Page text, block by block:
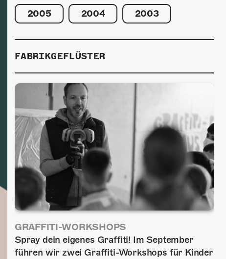
2005 2004 2003
FABRIKGEFLÜSTER
GRAFFITI-WORKSHOPS
Spray dein eigenes Graffiti! Im September
führen wir zwei Graffiti-Workshops für Kinder